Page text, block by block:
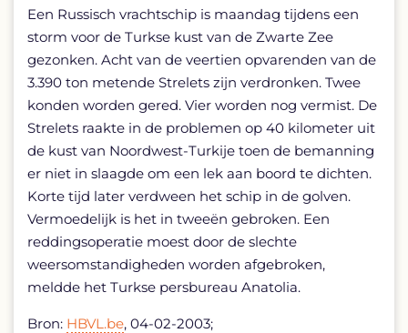
Een Russisch vrachtschip is maandag tijdens een
storm voor de Turkse kust van de Zwarte Zee
gezonken. Acht van de veertien opvarenden van de
3.390 ton metende Strelets zijn verdronken. Twee
konden worden gered. Vier worden nog vermist. De
Strelets raakte in de problemen op 40 kilometer uit
de kust van Noordwest-Turkije toen de bemanning
er niet in slaagde om een lek aan boord te dichten.
Korte tijd later verdween het schip in de golven.
Vermoedelijk is het in tweeën gebroken. Een
reddingsoperatie moest door de slechte
weersomstandigheden worden afgebroken,
meldde het Turkse persbureau Anatolia.
Bron: HBVL.be, 04-02-2003;